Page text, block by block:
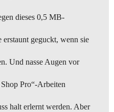
dieses 0,5 MB-
erstaunt geguckt, wenn sie
Und nasse Augen vor
Pro“-Arbeiten
halt erlernt werden. Aber